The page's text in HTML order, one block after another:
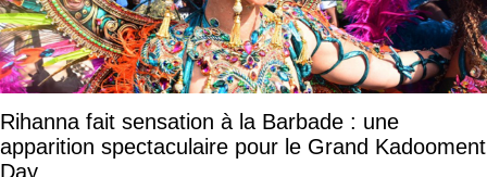
Rihanna fait sensation à la Barbade : une
apparition spectaculaire pour le Grand Kadooment
Day